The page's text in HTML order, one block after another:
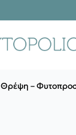
Θρέψη –